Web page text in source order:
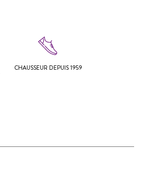
CHAUSSEUR DEPUIS 1959